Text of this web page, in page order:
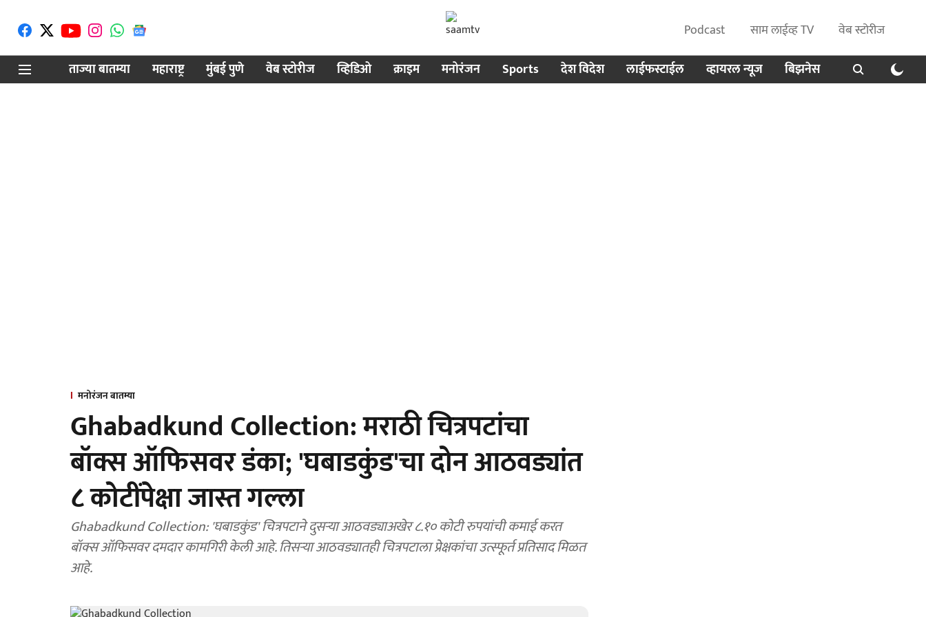
Podcast साम लाईव्ह TV
वेब स्टोरीज
ताज्या बातम्या
महाराष्ट्र मुंबई पुणे वेब स्टोरीज व्हिडिओ क्राइम मनोरंजन Sports देश विदेश लाईफस्टाईल व्हायरल न्यूज बिझनेस
मनोरंजन बातम्या
Ghabadkund Collection: मराठी चित्रपटांचा
बॉक्स ऑफिसवर डंका; 'घबाडकुंड'चा दोन आठवड्यांत
८ कोटींपेक्षा जास्त गल्ला
Ghabadkund Collection: 'घबाडकुंड' चित्रपटाने दुसऱ्या आठवड्याअखेर ८.१० कोटी रुपयांची कमाई करत
बॉक्स ऑफिसवर दमदार कामगिरी केली आहे. तिसऱ्या आठवड्यातही चित्रपटाला प्रेक्षकांचा उत्स्फूर्त प्रतिसाद मिळत
आहे.